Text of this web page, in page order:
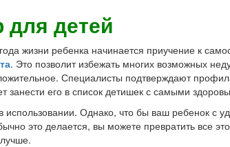
для детей
жизни ребенка начинается приучение к
. Это позволит избежать многих возможных
Специалисты подтверждают
занести его в список детишек с самыми
использовании. Однако, что бы ваш ребенок с
это делается, вы можете превратить все